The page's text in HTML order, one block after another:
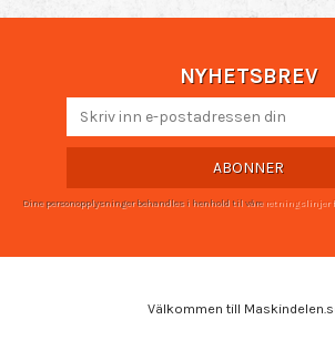
NYHETSBREV
ABONNER
Dine personopplysninger behandles i henhold til våre retningslinjer
Välkommen till